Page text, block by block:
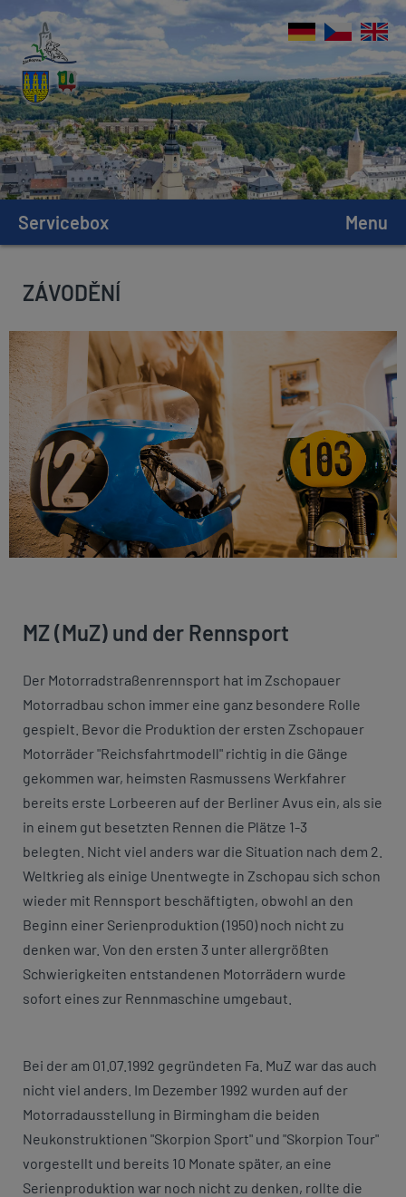
Servicebox Menu
ZÁVODĚNÍ
MZ (MuZ) und der Rennsport
Der Motorradstraßenrennsport hat im Zschopauer
Motorradbau schon immer eine ganz besondere Rolle
gespielt. Bevor die Produktion der ersten Zschopauer
Motorräder "Reichsfahrtmodell" richtig in die Gänge
gekommen war, heimsten Rasmussens Werkfahrer
bereits erste Lorbeeren auf der Berliner Avus ein, als sie
in einem gut besetzten Rennen die Plätze 1-3
belegten. Nicht viel anders war die Situation nach dem 2.
Weltkrieg als einige Unentwegte in Zschopau sich schon
wieder mit Rennsport beschäftigten, obwohl an den
Beginn einer Serienproduktion (1950) noch nicht zu
denken war. Von den ersten 3 unter allergrößten
Schwierigkeiten entstandenen Motorrädern wurde
sofort eines zur Rennmaschine umgebaut.
Bei der am 01.07.1992 gegründeten Fa. MuZ war das auch
nicht viel anders. Im Dezember 1992 wurden auf der
Motorradausstellung in Birmingham die beiden
Neukonstruktionen "Skorpion Sport" und "Skorpion Tour"
vorgestellt und bereits 10 Monate später, an eine
Serienproduktion war noch nicht zu denken, rollte die